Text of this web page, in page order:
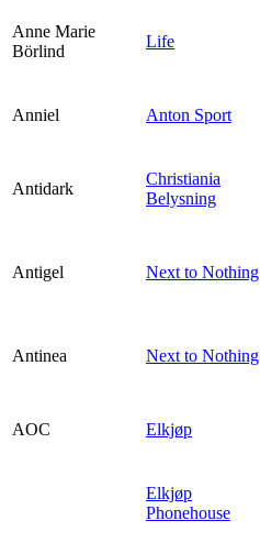
Anne Marie
Börlind
Life
Anniel Anton Sport
Antidark
Christiania
Belysning
Antigel Next to Nothing
Antinea Next to Nothing
AOC Elkjøp
Elkjøp
Phonehouse